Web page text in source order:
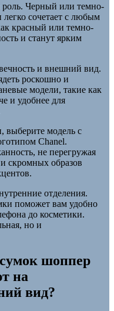
Черный или темно-
сочетает с любым
красный или темно-
и станут ярким
и внешний вид.
роскошно и
модели, такие как
и удобнее для
выберите модель с
Chanel.
не перегружая
скромных образов
отделения.
поможет вам удобно
до косметики.
но и
шоппер
на
вид?